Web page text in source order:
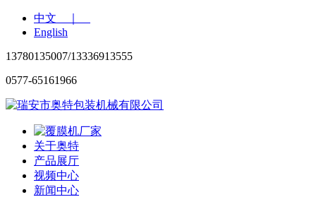
中文 ｜
English
13780135007/13336913555
0577-65161966
关于奥特
产品展厅
视频中心
新闻中心